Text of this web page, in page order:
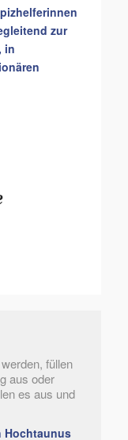
zur
in
füllen
aus oder
es aus und
Hochtaunus